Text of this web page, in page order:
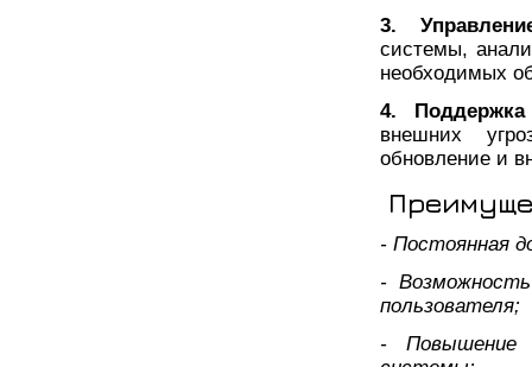
3.
системы,
необходимых
4. Поддержка
внешних
обновление и
- Постоянная
-
пользователя;
- Повышение